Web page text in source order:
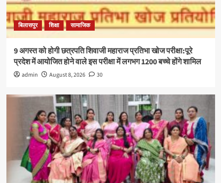
बिलासपुर शिक्षा सामाजिक
9 अगस्त को होगी छत्रपति शिवाजी महाराज प्रतिभा खोज परीक्षा:पूरे
प्रदेश में आयोजित होने वाले इस परीक्षा में लगभग 1200 बच्चे होंगे शामिल
admin August 8, 2026 30